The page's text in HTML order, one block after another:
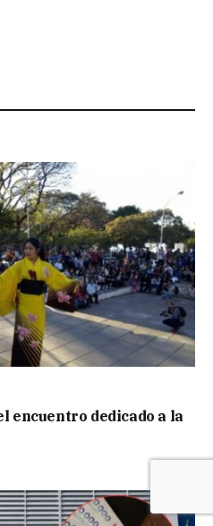
encuentro dedicado a la